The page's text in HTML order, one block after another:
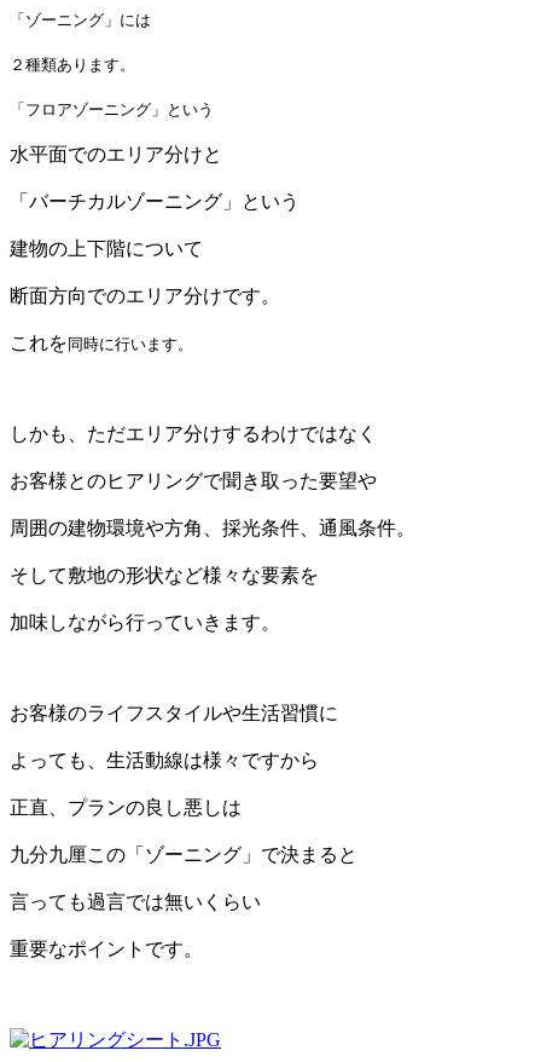
「ゾーニング」には
２種類あります。
「フロアゾーニング」という
水平面でのエリア分けと
「バーチカルゾーニング」という
建物の上下階について
断面方向でのエリア分けです。
これを 同時に行います。
しかも、ただエリア分けするわけではなく
お客様とのヒアリングで聞き取った要望や
周囲の建物環境や方角、採光条件、通風条件。
そして敷地の形状など様々な要素を
加味しながら行っていきます。
お客様のライフスタイルや生活習慣に
よっても、生活動線は様々ですから
正直、プランの良し悪しは
九分九厘この「ゾーニング」で決まると
言っても過言では無いくらい
重要なポイントです。